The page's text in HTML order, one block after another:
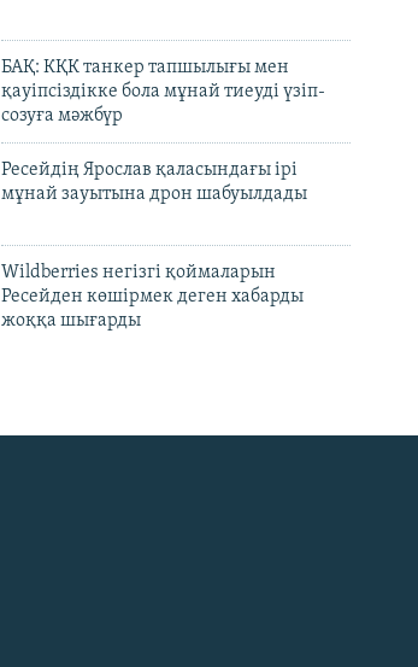
БАҚ: КҚК танкер тапшылығы мен
қауіпсіздікке бола мұнай тиеуді үзіп-
созуға мәжбүр
Ресейдің Ярослав қаласындағы ірі
мұнай зауытына дрон шабуылдады
Wildberries негізгі қоймаларын
Ресейден көшірмек деген хабарды
жоққа шығарды